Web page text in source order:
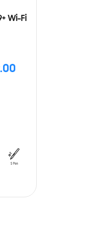
Wi-Fi